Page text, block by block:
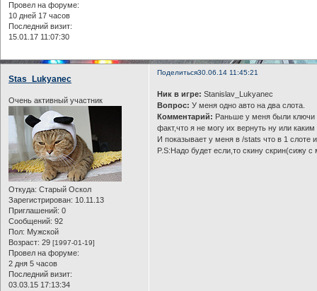
Провел на форуме:
10 дней 17 часов
Последний визит:
15.01.17 11:07:30
Поделиться30.06.14 11:45:21
Stas_Lukyanec
Очень активный участник
Откуда: Старый Оскол
Зарегистрирован: 10.11.13
Приглашений: 0
Сообщений: 92
Пол: Мужской
Возраст: 29 [1997-01-19]
Провел на форуме:
2 дня 5 часов
Последний визит:
03.03.15 17:13:34
Ник в игре: Stanislav_Lukyanec
Вопрос: У меня одно авто на два слота.
Комментарий: Раньше у меня были ключи
факт,что я не могу их вернуть ну или
И показывает у меня в /stats что в 1 слоте
P.S:Надо будет если,то скину скрин(сижу с